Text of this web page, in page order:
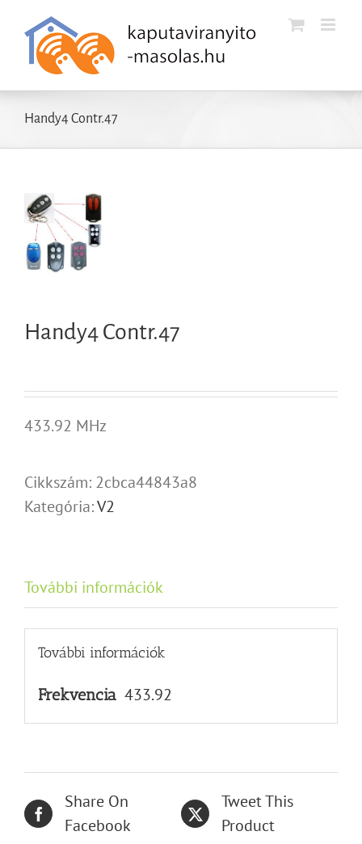
Kihagyás
Handy4 Contr.47
Handy4 Contr.47
433.92 MHz
Cikkszám: 2cbca44843a8
Kategória:V2
További információk
További információk
Frekvencia 433.92
Share On
Facebook
Tweet This
Product